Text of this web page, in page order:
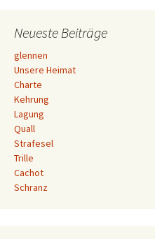
Navigation
Neueste Beiträge
glennen
Unsere Heimat
Charte
Kehrung
Lagung
Quall
Strafesel
Trille
Cachot
Schranz